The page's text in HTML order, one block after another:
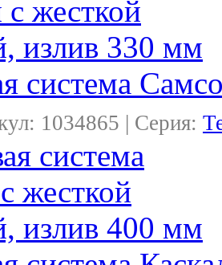
система
1034865 | Серия: